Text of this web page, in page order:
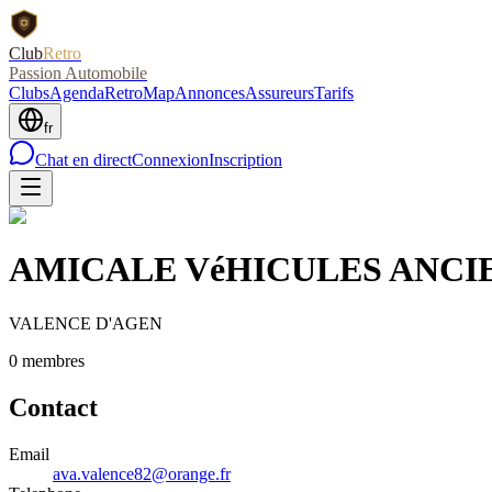
ClubRetro
Passion Automobile
ClubsAgendaRetroMapAnnoncesAssureursTarifs
fr
Chat en directConnexionInscription
AMICALE VéHICULES
VALENCE D'AGEN
0 membres
Contact
Email
ava.valence82@orange.fr